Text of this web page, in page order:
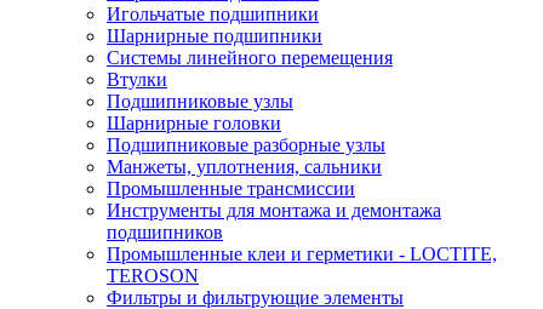
Игольчатые подшипники
Шарнирные подшипники
Системы линейного перемещения
Втулки
Подшипниковые узлы
Шарнирные головки
Подшипниковые разборные узлы
Манжеты, уплотнения, сальники
Промышленные трансмиссии
Инструменты для монтажа и демонтажа
подшипников
Промышленные клеи и герметики - LOCTITE,
TEROSON
Фильтры и фильтрующие элементы